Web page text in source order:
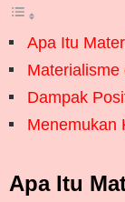
Apa Itu
Materialisme
Dampak
Menemukan
Apa Itu